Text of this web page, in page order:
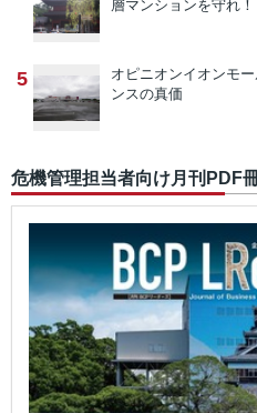
層マンションを守れ！
5 オピニオンイオンモ
ンスの真価
危機管理担当者向け月刊PDF